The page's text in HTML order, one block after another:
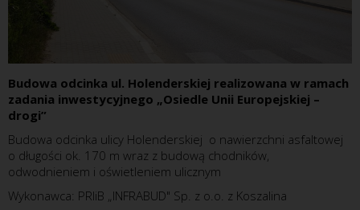
Budowa odcinka ul. Holenderskiej realizowana w ramach
zadania inwestycyjnego „Osiedle Unii Europejskiej –
drogi”
Budowa odcinka ulicy Holenderskiej o nawierzchni asfaltowej
o długości ok. 170 m wraz z budową chodników,
odwodnieniem i oświetleniem ulicznym
Wykonawca: PRIiB „INFRABUD" Sp. z o.o. z Koszalina